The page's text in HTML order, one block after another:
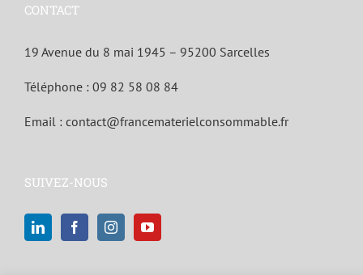
CONTACT
19 Avenue du 8 mai 1945 – 95200 Sarcelles
Téléphone : 09 82 58 08 84
Email : contact@francematerielconsommable.fr
SUIVEZ-NOUS